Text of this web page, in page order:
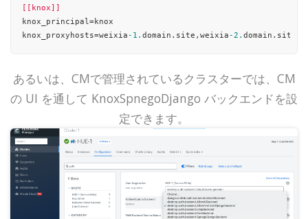
[[knox]]
knox_principal=knox
knox_proxyhosts=weixia-1. domain.site,weixia-2.
あるいは、CMで管理されているクラスターでは、CM
の UI を通して KnoxSpnegoDjango バックエンドを設
定できます。